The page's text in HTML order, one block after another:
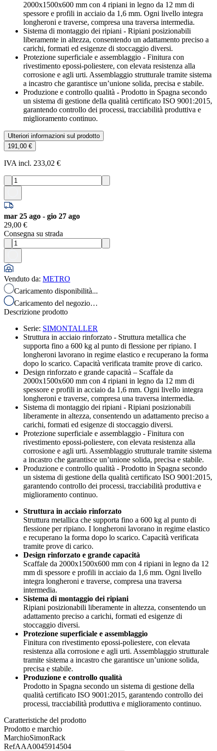
2000x1500x600 mm con 4 ripiani in legno da 12 mm di
spessore e profili in acciaio da 1,6 mm. Ogni livello integra
longheroni e traverse, compresa una traversa intermedia.
Sistema di montaggio dei ripiani - Ripiani posizionabili
liberamente in altezza, consentendo un adattamento preciso a
carichi, formati ed esigenze di stoccaggio diversi.
Protezione superficiale e assemblaggio - Finitura con
rivestimento epossi-poliestere, con elevata resistenza alla
corrosione e agli urti. Assemblaggio strutturale tramite sistema
a incastro che garantisce un’unione solida, precisa e stabile.
Produzione e controllo qualità - Prodotto in Spagna secondo
un sistema di gestione della qualità certificato ISO 9001:2015,
garantendo controllo dei processi, tracciabilità produttiva e
miglioramento continuo.
Ulteriori informazioni sul prodotto
191,00 €
IVA incl. 233,02 €
mar 25 ago - gio 27 ago
29,00 €
Consegna su strada
Venduto da: METRO
Caricamento disponibilità...
Caricamento del negozio…
Descrizione prodotto
Serie: SIMONTALLER
Struttura in acciaio rinforzato - Struttura metallica che
supporta fino a 600 kg al punto di flessione per ripiano. I
longheroni lavorano in regime elastico e recuperano la forma
dopo lo scarico. Capacità verificata tramite prove di carico.
Design rinforzato e grande capacità – Scaffale da
2000x1500x600 mm con 4 ripiani in legno da 12 mm di
spessore e profili in acciaio da 1,6 mm. Ogni livello integra
longheroni e traverse, compresa una traversa intermedia.
Sistema di montaggio dei ripiani - Ripiani posizionabili
liberamente in altezza, consentendo un adattamento preciso a
carichi, formati ed esigenze di stoccaggio diversi.
Protezione superficiale e assemblaggio - Finitura con
rivestimento epossi-poliestere, con elevata resistenza alla
corrosione e agli urti. Assemblaggio strutturale tramite sistema
a incastro che garantisce un’unione solida, precisa e stabile.
Produzione e controllo qualità - Prodotto in Spagna secondo
un sistema di gestione della qualità certificato ISO 9001:2015,
garantendo controllo dei processi, tracciabilità produttiva e
miglioramento continuo.
Struttura in acciaio rinforzato
Struttura metallica che supporta fino a 600 kg al punto di
flessione per ripiano. I longheroni lavorano in regime elastico
e recuperano la forma dopo lo scarico. Capacità verificata
tramite prove di carico.
Design rinforzato e grande capacità
Scaffale da 2000x1500x600 mm con 4 ripiani in legno da 12
mm di spessore e profili in acciaio da 1,6 mm. Ogni livello
integra longheroni e traverse, compresa una traversa
intermedia.
Sistema di montaggio dei ripiani
Ripiani posizionabili liberamente in altezza, consentendo un
adattamento preciso a carichi, formati ed esigenze di
stoccaggio diversi.
Protezione superficiale e assemblaggio
Finitura con rivestimento epossi-poliestere, con elevata
resistenza alla corrosione e agli urti. Assemblaggio strutturale
tramite sistema a incastro che garantisce un’unione solida,
precisa e stabile.
Produzione e controllo qualità
Prodotto in Spagna secondo un sistema di gestione della
qualità certificato ISO 9001:2015, garantendo controllo dei
processi, tracciabilità produttiva e miglioramento continuo.
Caratteristiche del prodotto
Prodotto e marchio
MarchioSimonRack
RefAAA0045914504